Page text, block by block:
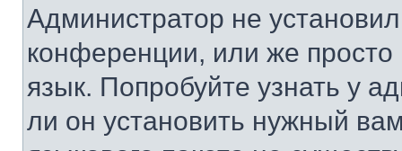
Администратор не
конференции, или же
язык. Попробуйте узнать у
ли он установить нужный